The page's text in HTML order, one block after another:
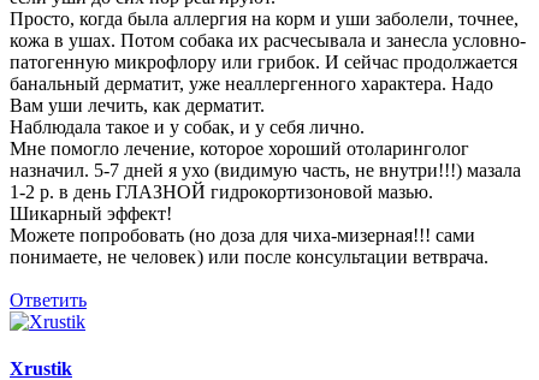
Просто, когда была аллергия на корм и уши заболели, точнее,
кожа в ушах. Потом собака их расчесывала и занесла условно-
патогенную микрофлору или грибок. И сейчас продолжается
банальный дерматит, уже неаллергенного характера. Надо
Вам уши лечить, как дерматит.
Наблюдала такое и у собак, и у себя лично.
Мне помогло лечение, которое хороший отоларинголог
назначил. 5-7 дней я ухо (видимую часть, не внутри!!!) мазала
1-2 р. в день ГЛАЗНОЙ гидрокортизоновой мазью.
Шикарный эффект!
Можете попробовать (но доза для чиха-мизерная!!! сами
понимаете, не человек) или после консультации ветврача.
Ответить
Xrustik